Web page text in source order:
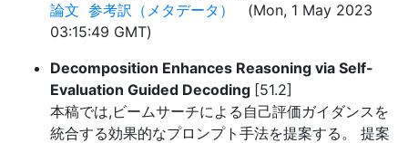
論文 参考訳（メタデータ）
(Mon, 1 May 2023
03:15:49 GMT)
Decomposition Enhances Reasoning via Self-
Evaluation Guided Decoding [51.2]
本稿では,ビームサーチによる自己評価ガイダンスを
統合する効果的なプロンプト手法を提案する。 提案